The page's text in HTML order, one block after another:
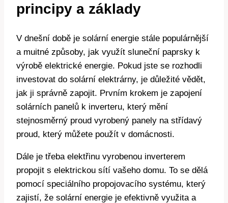
principy a základy
V dnešní době je solární energie stále populárnější
a muitné způsoby, jak využít sluneční paprsky k
výrobě elektrické energie. Pokud jste se rozhodli
investovat do solární elektrárny, je důležité vědět,
jak ji správně zapojit. Prvním krokem je zapojení
solárních panelů k inverteru, který mění
stejnosměrný proud vyrobený panely na střídavý
proud, který můžete použít v domácnosti.
Dále je třeba elektřinu vyrobenou inverterem
propojit s elektrickou sítí vašeho domu. To se dělá
pomocí speciálního propojovacího systému, který
zajistí, že solární energie je efektivně využita a